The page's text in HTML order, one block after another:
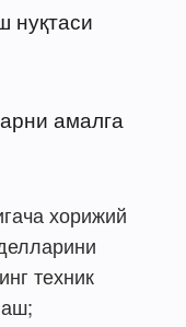
нуқтаси
амалга
хорижий
техник